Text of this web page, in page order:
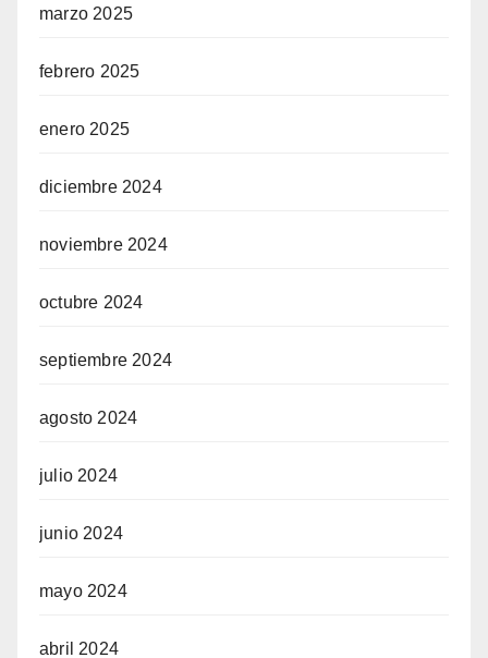
marzo 2025
febrero 2025
enero 2025
diciembre 2024
noviembre 2024
octubre 2024
septiembre 2024
agosto 2024
julio 2024
junio 2024
mayo 2024
abril 2024